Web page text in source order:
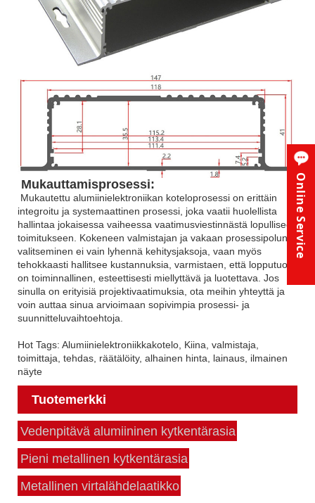
Mukauttamisprosessi:
Mukautettu alumiinielektroniikan koteloprosessi on erittäin
integroitu ja systemaattinen prosessi, joka vaatii huolellista
hallintaa jokaisessa vaiheessa vaatimusviestinnästä lopulliseen
toimitukseen. Kokeneen valmistajan ja vakaan prosessipolun
valitseminen ei vain lyhennä kehitysjaksoja, vaan myös
tehokkaasti hallitsee kustannuksia, varmistaen, että lopputuote
on toiminnallinen, esteettisesti miellyttävä ja luotettava. Jos
sinulla on erityisiä projektivaatimuksia, ota meihin yhteyttä ja
voin auttaa sinua arvioimaan sopivimpia prosessi- ja
suunnitteluvaihtoehtoja.
Hot Tags: Alumiinielektroniikkakotelo, Kiina, valmistaja,
toimittaja, tehdas, räätälöity, alhainen hinta, lainaus, ilmainen
näyte
Tuotemerkki
Vedenpitävä alumiininen kytkentärasia
Pieni metallinen kytkentärasia
Metallinen virtalähdelaatikko
Online Service